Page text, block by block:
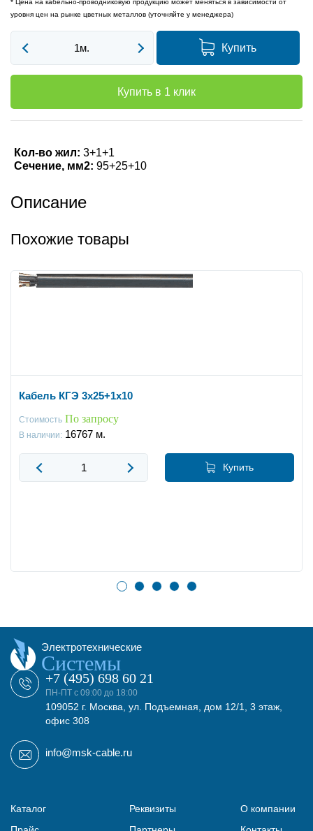
уровня цен на рынке цветных металлов (уточняйте у менеджера)
Купить
Купить в 1 клик
Кол-во жил: 3+1+1
Сечение, мм2: 95+25+10
Описание
Похожие товары
Кабель КГЭ 3x25+1x10
Стоимость По запросу
В наличии: 16767 м.
Купить
Электротехнические
Системы
+7 (495) 698 60 21
ПН-ПТ с 09:00 до 18:00
109052 г. Москва, ул. Подъемная, дом 12/1, 3 этаж,
офис 308
info@msk-cable.ru
Каталог
Реквизиты
О компании